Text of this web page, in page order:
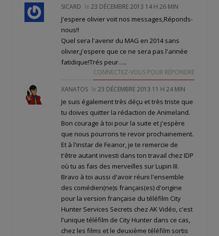
SICARD le 23 DÉCEMBRE 2013 14 H 26 MIN
J'espere olivier voit nos messages,Réponds-
nous!!
Quel sera l'avenir du MAG en 2014 sans
olivier,j'espere que ce ne sera pas l'année
fatidique!Trés peur…..
CONNECTEZ-VOUS POUR RÉPONDRE
XANATOS le 23 DÉCEMBRE 2013 11 H 24 MIN
Je suis également très déçu et très triste que
tu doives quitter la rédaction de Animeland.
Bon courage à toi pour la suite et j'espère
que nous pourrons te revoir prochainement.
Et à l'instar de Feanor, je te remercie de
t'être autant investi dans ton travail chez IDP
où tu as fais des merveilles sur Lupin III.
Bravo à toi aussi d'avoir réuni l'ensemble
des comédien(ne)s français(es) d'origine
pour la version française du téléfilm City
Hunter Services Secrets chez AK Vidéo, c'est
l'unique téléfilm de City Hunter dans ce cas,
chez les films et le deuxième téléfilm sortis